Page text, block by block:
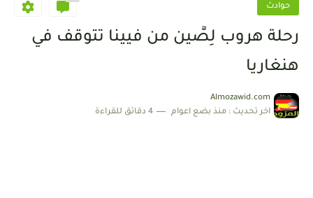
حوادث
رحلة هروب لِصّٓين من فيينا تتوقف في
هنغاريا
Almozawid.com
اخر تحديث : منذ بضع اعوام 4 دقائق للقراءة